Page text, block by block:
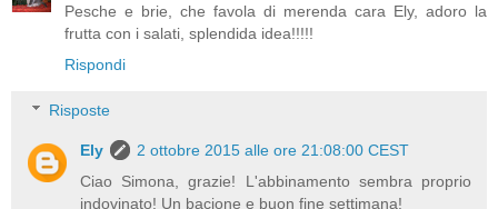
Pesche e brie, che favola di merenda cara Ely, adoro la
frutta con i salati, splendida idea!!!!!
Rispondi
Risposte
Ely
2 ottobre 2015 alle ore 21:08:00 CEST
Ciao Simona, grazie! L'abbinamento sembra proprio
indovinato! Un bacione e buon fine settimana!